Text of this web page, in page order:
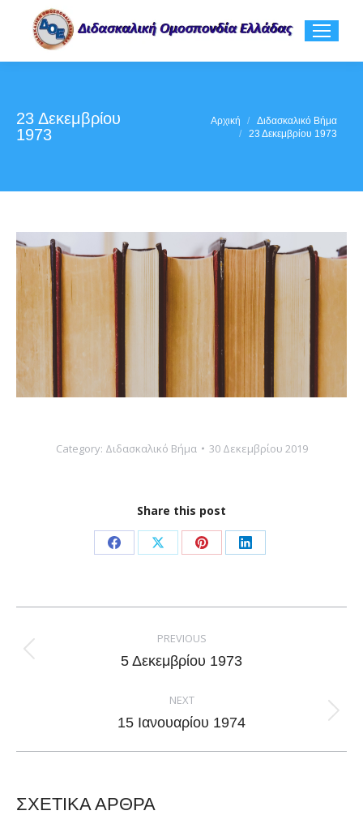
23 Δεκεμβρίου
1973
Αρχική
Διδασκαλικό Βήμα
23 Δεκεμβρίου 1973
Category: Διδασκαλικό Βήμα 30 Δεκεμβρίου 2019
Share this post
Share
Facebook
Share
X
Share
Pinterest
Share
LinkedIn
navigation
PREVIOUS
Previous
5 Δεκεμβρίου 1973
NEXT
Next
15 Ιανουαρίου 1974
ΣΧΕΤΙΚΑ ΑΡΘΡΑ